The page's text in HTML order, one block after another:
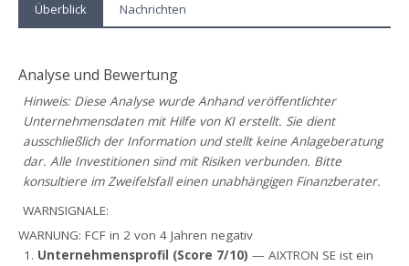
Überblick Nachrichten
Analyse und Bewertung
Hinweis: Diese Analyse wurde Anhand veröffentlichter
Unternehmensdaten mit Hilfe von KI erstellt. Sie dient
ausschließlich der Information und stellt keine Anlageberatung
dar. Alle Investitionen sind mit Risiken verbunden. Bitte
konsultiere im Zweifelsfall einen unabhängigen Finanzberater.
WARNSIGNALE:
WARNUNG: FCF in 2 von 4 Jahren negativ
Unternehmensprofil (Score 7/10) — AIXTRON SE ist ein